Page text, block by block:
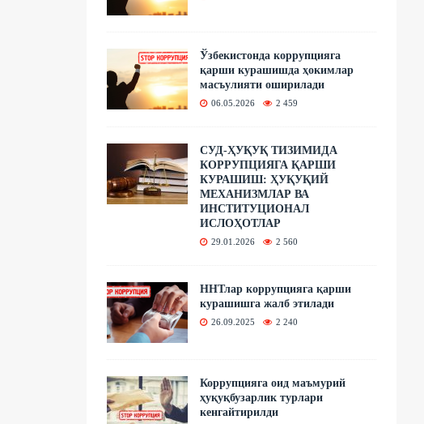
Ўзбекистонда коррупцияга
қарши курашишда ҳокимлар
масъулияти оширилади
06.05.2026 2 459
СУД-ҲУҚУҚ ТИЗИМИДА
КОРРУПЦИЯГА ҚАРШИ
КУРАШИШ: ҲУҚУҚИЙ
МЕХАНИЗМЛАР ВА
ИНСТИТУЦИОНАЛ
ИСЛОҲОТЛАР
29.01.2026 2 560
ННТлар коррупцияга қарши
курашишга жалб этилади
26.09.2025 2 240
Коррупцияга оид маъмурий
ҳуқуқбузарлик турлари
кенгайтирилди